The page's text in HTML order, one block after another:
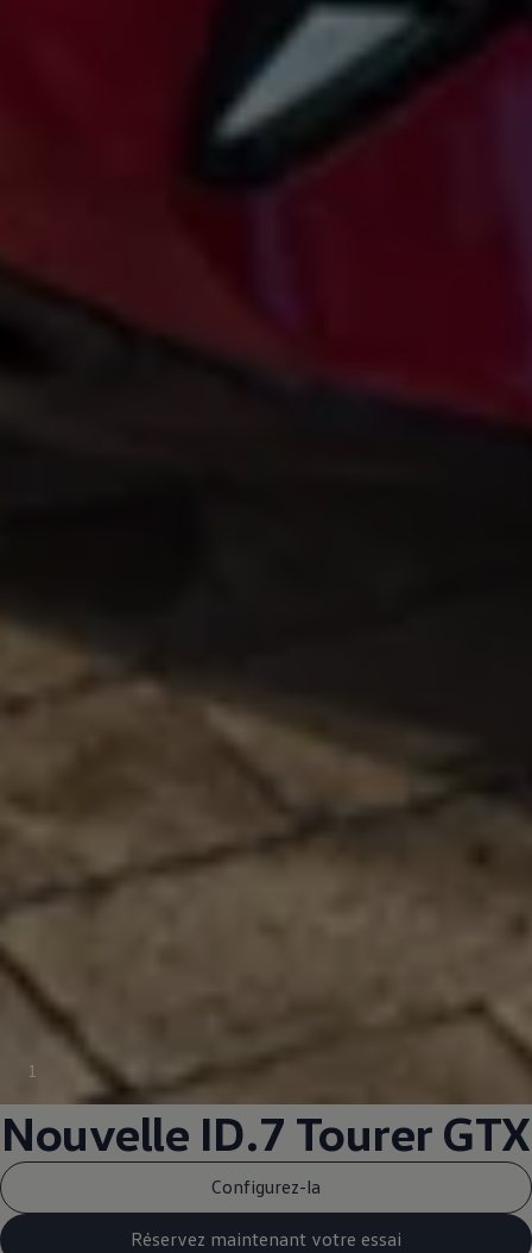
1
Nouvelle ID.7 Tourer GTX
Configurez-la
Réservez maintenant votre essai